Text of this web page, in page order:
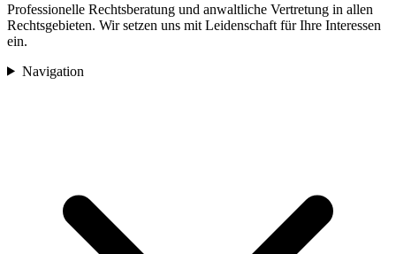
Professionelle Rechtsberatung und anwaltliche Vertretung in allen
Rechtsgebieten. Wir setzen uns mit Leidenschaft für Ihre Interessen
ein.
Navigation